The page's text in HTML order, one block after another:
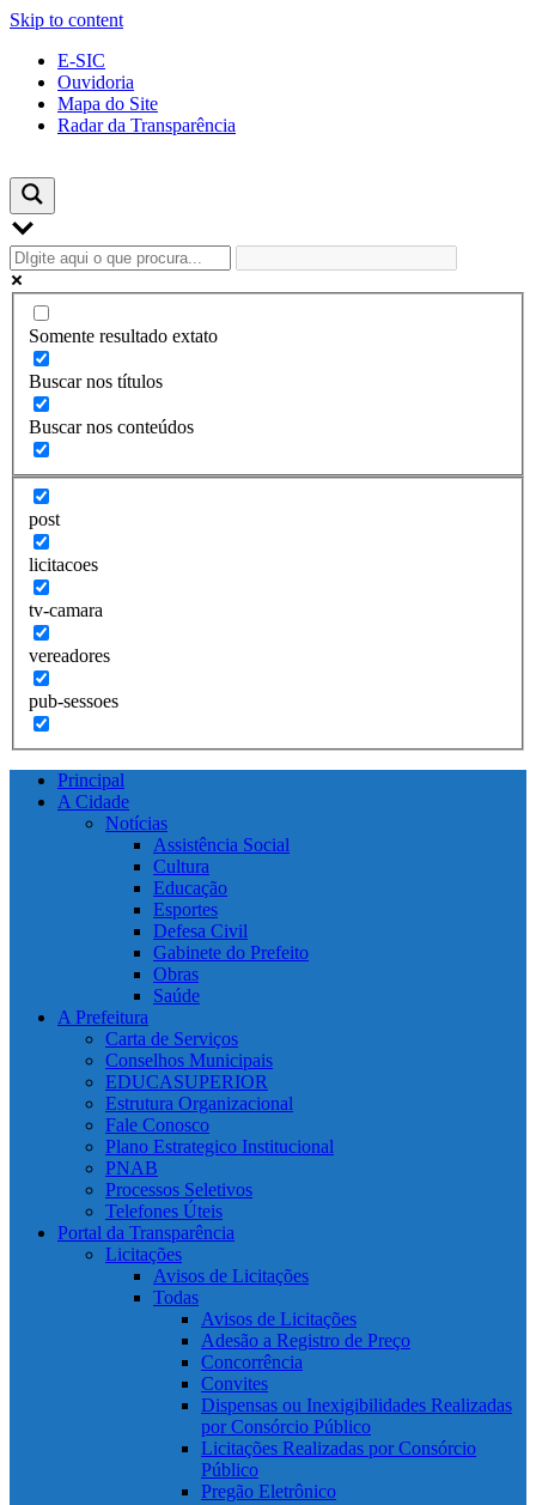
Skip to content
E-SIC
Ouvidoria
Mapa do Site
Radar da Transparência
Somente resultado extato
Buscar nos títulos
Buscar nos conteúdos
post
licitacoes
tv-camara
vereadores
pub-sessoes
Principal
A Cidade
Notícias
Assistência Social
Cultura
Educação
Esportes
Defesa Civil
Gabinete do Prefeito
Obras
Saúde
A Prefeitura
Carta de Serviços
Conselhos Municipais
EDUCASUPERIOR
Estrutura Organizacional
Fale Conosco
Plano Estrategico Institucional
PNAB
Processos Seletivos
Telefones Úteis
Portal da Transparência
Licitações
Avisos de Licitações
Todas
Avisos de Licitações
Adesão a Registro de Preço
Concorrência
Convites
Dispensas ou Inexigibilidades Realizadas
por Consórcio Público
Licitações Realizadas por Consórcio
Público
Pregão Eletrônico